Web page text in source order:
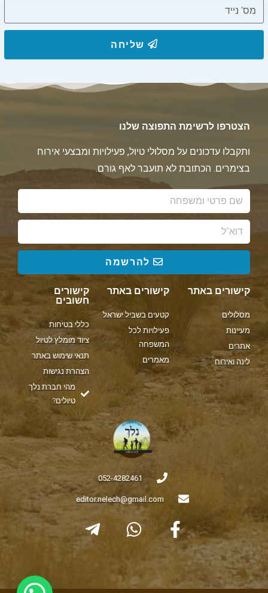
שליחה
הצטרפו לרשימת התפוצה שלנו
ותקבלו עדכונים על מסלולי טיול, פעילויות ומבצעי אירוח
בצימרים. הכתובת לא תועבר לאף גורם.
להרשמה
קישורים באתר
מסלולים
מעיינות
אתרים
לינה ואירוח
קישורים באתר
קטעים בשביל ישראל
פעילויות לכל
המשפחה
מאמרים
קישורים
חשובים
כללי בטיחות
ציוד מומלץ לטיול
תנאי שימוש באתר
הצהרת נגישות
מהי חברת נלך
טיולים?
052-4282461
editor.nelech@gmail.com